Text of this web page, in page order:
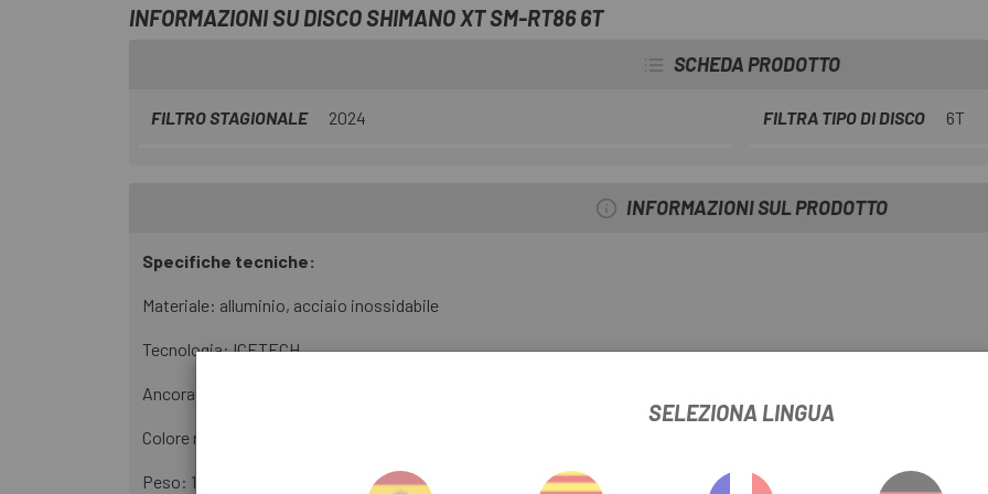
INFORMAZIONI SU DISCO SHIMANO XT SM-RT86 6T
SCHEDA PRODOTTO
FILTRO STAGIONALE 2024 FILTRA TIPO DI DISCO 6T
INFORMAZIONI SUL PRODOTTO
Specifiche tecniche:
Materiale: alluminio, acciaio inossidabile
Tecnologia: ICETECH
Ancoraggio del disco: 6 viti
Colore ragno: nero
Peso: 135 g
SELEZIONA LINGUA